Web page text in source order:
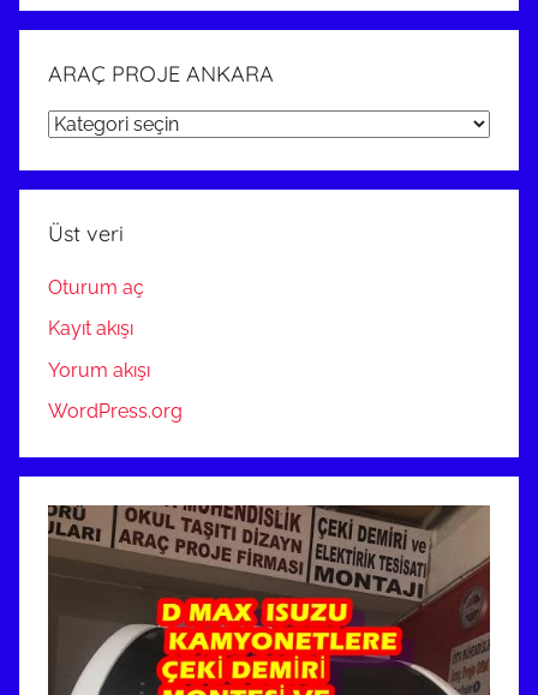
ARAÇ PROJE ANKARA
ARAÇ
ANKARA
Üst veri
Oturum aç
Kayıt akışı
Yorum akışı
WordPress.org